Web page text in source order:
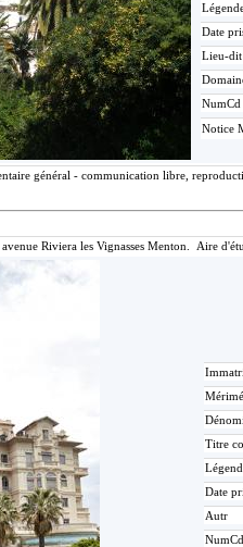
Date
Lieu-dit
NumCd
Notice
général - communication libre,
Riviera les Vignasses Menton. Aire
Titre
Date
Autr
NumCd